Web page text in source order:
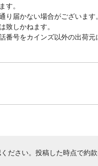
す。
り届かない場合がございます。
致しかねます。
番号をカインズ以外の出荷
ださい。投稿した時点で約